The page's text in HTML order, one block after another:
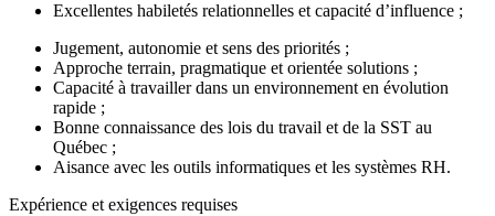
Excellentes habiletés relationnelles et capacité d’influence ;
Jugement, autonomie et sens des priorités ;
Approche terrain, pragmatique et orientée solutions ;
Capacité à travailler dans un environnement en évolution
rapide ;
Bonne connaissance des lois du travail et de la SST au
Québec ;
Aisance avec les outils informatiques et les systèmes RH.
Expérience et exigences requises